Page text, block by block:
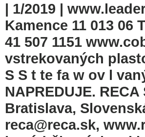
| 1/2019 |
Kamence 11 013 06
41 507 1151
vstrekovaných
S S t te fa w ov l
NAPREDUJE.
Bratislava,
reca@reca.sk,